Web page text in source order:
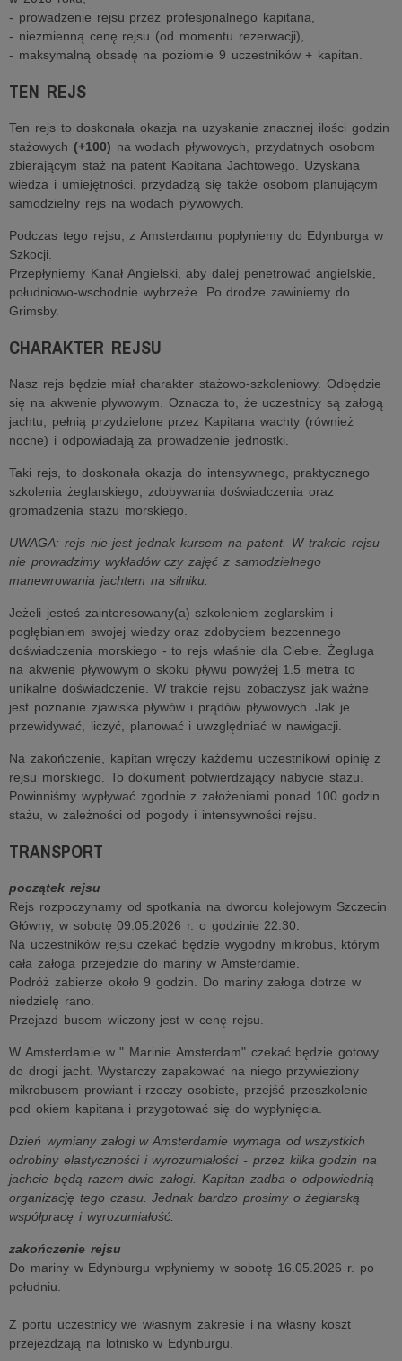
- prowadzenie rejsu przez profesjonalnego kapitana,
- niezmienną cenę rejsu (od momentu rezerwacji),
- maksymalną obsadę na poziomie 9 uczestników + kapitan.
TEN REJS
Ten rejs to doskonała okazja na uzyskanie znacznej ilości godzin
stażowych (+100) na wodach pływowych, przydatnych osobom
zbierającym staż na patent Kapitana Jachtowego. Uzyskana
wiedza i umiejętności, przydadzą się także osobom planującym
samodzielny rejs na wodach pływowych.
Podczas tego rejsu, z Amsterdamu popłyniemy do Edynburga w
Szkocji.
Przepłyniemy Kanał Angielski, aby dalej penetrować angielskie,
południowo-wschodnie wybrzeże. Po drodze zawiniemy do
Grimsby.
CHARAKTER REJSU
Nasz rejs będzie miał charakter stażowo-szkoleniowy. Odbędzie
się na akwenie pływowym. Oznacza to, że uczestnicy są załogą
jachtu, pełnią przydzielone przez Kapitana wachty (również
nocne) i odpowiadają za prowadzenie jednostki.
Taki rejs, to doskonała okazja do intensywnego, praktycznego
szkolenia żeglarskiego, zdobywania doświadczenia oraz
gromadzenia stażu morskiego.
UWAGA: rejs nie jest jednak kursem na patent. W trakcie rejsu
nie prowadzimy wykładów czy zajęć z samodzielnego
manewrowania jachtem na silniku.
Jeżeli jesteś zainteresowany(a) szkoleniem żeglarskim i
pogłębianiem swojej wiedzy oraz zdobyciem bezcennego
doświadczenia morskiego - to rejs właśnie dla Ciebie. Żegluga
na akwenie pływowym o skoku pływu powyżej 1.5 metra to
unikalne doświadczenie. W trakcie rejsu zobaczysz jak ważne
jest poznanie zjawiska pływów i prądów pływowych. Jak je
przewidywać, liczyć, planować i uwzględniać w nawigacji.
Na zakończenie, kapitan wręczy każdemu uczestnikowi opinię z
rejsu morskiego. To dokument potwierdzający nabycie stażu.
Powinniśmy wypływać zgodnie z założeniami ponad 100 godzin
stażu, w zależności od pogody i intensywności rejsu.
TRANSPORT
początek rejsu
Rejs rozpoczynamy od spotkania na dworcu kolejowym Szczecin
Główny, w sobotę 09.05.2026 r. o godzinie 22:30.
Na uczestników rejsu czekać będzie wygodny mikrobus, którym
cała załoga przejedzie do mariny w Amsterdamie.
Podróż zabierze około 9 godzin. Do mariny załoga dotrze w
niedzielę rano.
Przejazd busem wliczony jest w cenę rejsu.
W Amsterdamie w " Marinie Amsterdam" czekać będzie gotowy
do drogi jacht. Wystarczy zapakować na niego przywieziony
mikrobusem prowiant i rzeczy osobiste, przejść przeszkolenie
pod okiem kapitana i przygotować się do wypłynięcia.
Dzień wymiany załogi w Amsterdamie wymaga od wszystkich
odrobiny elastyczności i wyrozumiałości - przez kilka godzin na
jachcie będą razem dwie załogi. Kapitan zadba o odpowiednią
organizację tego czasu. Jednak bardzo prosimy o żeglarską
współpracę i wyrozumiałość.
zakończenie rejsu
Do mariny w Edynburgu wpłyniemy w sobotę 16.05.2026 r. po
południu.
Z portu uczestnicy we własnym zakresie i na własny koszt
przejeżdżają na lotnisko w Edynburgu.